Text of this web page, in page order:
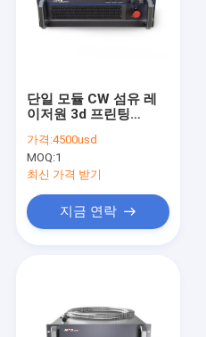
단일 모듈 CW 섬유 레
이저원 3d 프린팅
가격:4500usd
MOQ:1
최신 가격 받기
지금 연락